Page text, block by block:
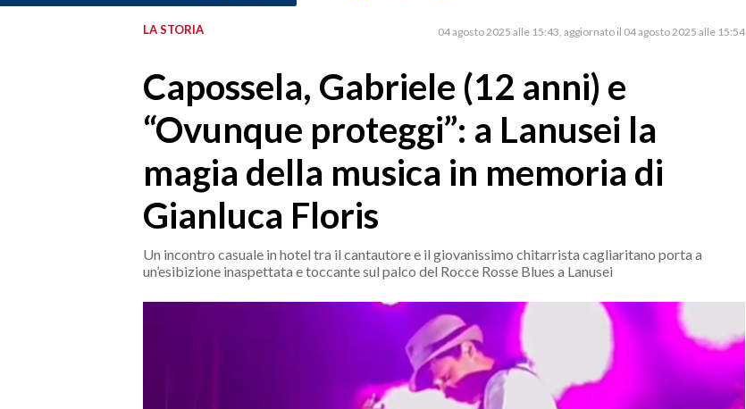
PROVINCIA DI CAGLIARI
LA STORIA 04 agosto 2025 alle 15:43 aggiornato il 04 agosto 2025 alle 15:54
Capossela, Gabriele (12 anni) e
“Ovunque proteggi”: a Lanusei la
magia della musica in memoria di
Gianluca Floris
Un incontro casuale in hotel tra il cantautore e il giovanissimo chitarrista cagliaritano porta a
un’esibizione inaspettata e toccante sul palco del Rocce Rosse Blues a Lanusei